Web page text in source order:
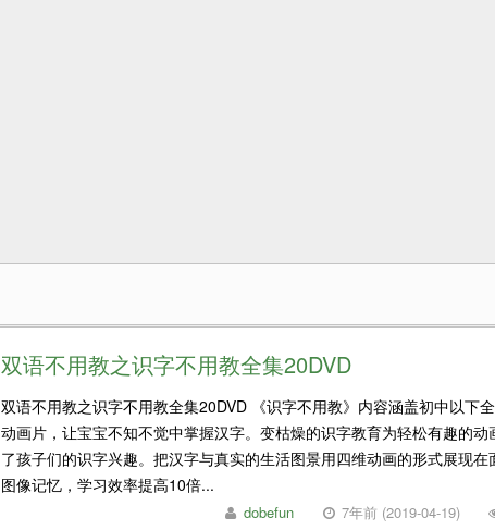
双语不用教之识字不用教全集20DVD
双语不用教之识字不用教全集20DVD 《识字不用教》内容涵盖初中以下
动画片，让宝宝不知不觉中掌握汉字。变枯燥的识字教育为轻松有趣的动
了孩子们的识字兴趣。把汉字与真实的生活图景用四维动画的形式展现在
图像记忆，学习效率提高10倍...
dobefun 7年前 (2019-04-19)